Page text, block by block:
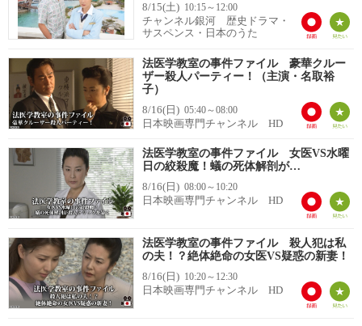
8/15(土) 10:15～12:00
チャンネル銀河 歴史ドラマ・
サスペンス・日本のうた
法医学教室の事件ファイル 豪華クルー
ザー殺人パーティー！（主演・名取裕
子）
8/16(日) 05:40～08:00
日本映画専門チャンネル HD
法医学教室の事件ファイル 女医VS水曜
日の絞殺魔！蟻の死体解剖が…
8/16(日) 08:00～10:20
日本映画専門チャンネル HD
法医学教室の事件ファイル 殺人犯は私
の夫！？絶体絶命の女医VS疑惑の新妻！
8/16(日) 10:20～12:30
日本映画専門チャンネル HD